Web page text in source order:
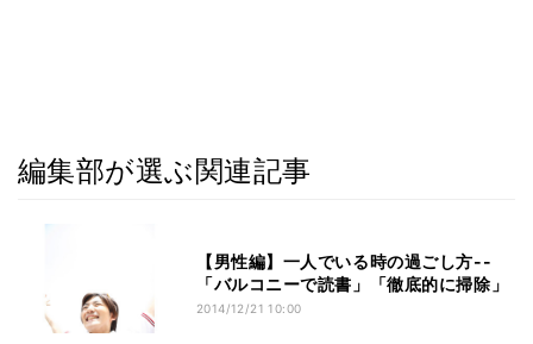
編集部が選ぶ関連記事
【男性編】一人でいる時の過ごし方--
「バルコニーで読書」「徹底的に掃除」
2014/12/21 10:00